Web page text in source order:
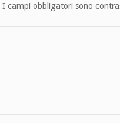
I campi obbligatori sono